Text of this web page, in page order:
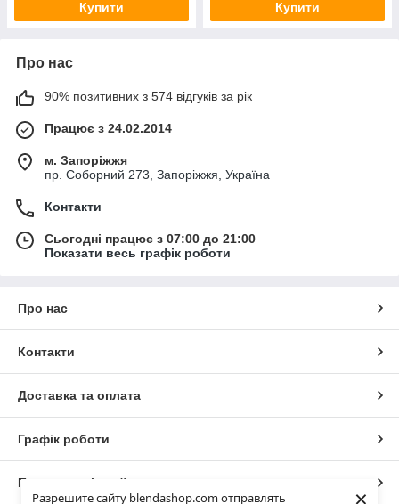
Разрешите сайту blendashop.com отправлять
Купити Купити
Про нас
90% позитивних з 574 відгуків за рік
Працює з 24.02.2014
м. Запоріжжя
пр. Соборний 273, Запоріжжя, Україна
Контакти
Сьогодні працює з 07:00 до 21:00
Показати весь графік роботи
Про нас
Контакти
Доставка та оплата
Графік роботи
Повна версія сайту